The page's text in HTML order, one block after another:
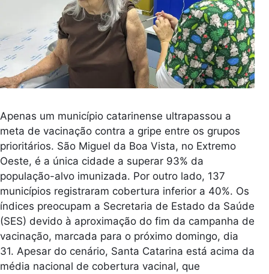
Apenas um município catarinense ultrapassou a
meta de vacinação contra a gripe entre os grupos
prioritários. São Miguel da Boa Vista, no Extremo
Oeste, é a única cidade a superar 93% da
população-alvo imunizada. Por outro lado, 137
municípios registraram cobertura inferior a 40%. Os
índices preocupam a Secretaria de Estado da Saúde
(SES) devido à aproximação do fim da campanha de
vacinação, marcada para o próximo domingo, dia
31. Apesar do cenário, Santa Catarina está acima da
média nacional de cobertura vacinal, que